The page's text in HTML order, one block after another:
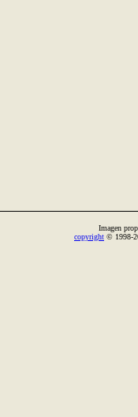
Imagen
copyright © 1998-